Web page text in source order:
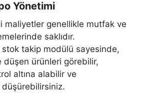
Yönetimi
maliyetler genellikle mutfak ve
saklıdır.
stok takip modülü sayesinde,
düşen ürünleri görebilir,
altına alabilir ve